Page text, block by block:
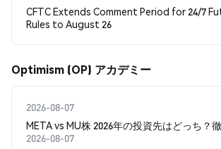
CFTC Extends Comment Period for 24/7
Rules to August 26
Optimism (OP) アカデミー
2026-08-07
META vs MU株 2026年の投資先はどっち？
2026-08-07